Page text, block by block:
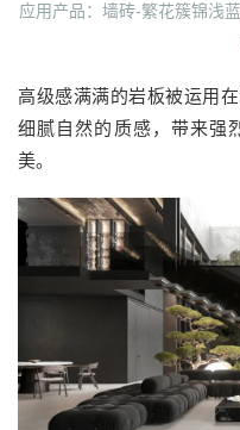
应用产品：墙砖-繁花簇锦浅
高级感满满的岩板被运用
细腻自然的质感，带来强
美。